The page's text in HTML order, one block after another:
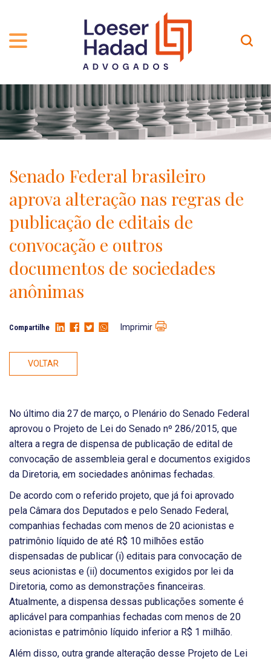
TRAJETÓRIA
INCLUSÃO E DIVERSIDADE
PRÊMIOS
NOSSA EQUIPE
ÁREAS DE ATUAÇÃO
PROFISSIONAIS
CARREIRA
Contato
Localização
EN-US
Senado Federal brasileiro
aprova alteração nas regras de
publicação de editais de
convocação e outros
documentos de sociedades
anônimas
Compartilhe Imprimir
VOLTAR
No último dia 27 de março, o Plenário do Senado Federal
aprovou o Projeto de Lei do Senado nº 286/2015, que
altera a regra de dispensa de publicação de edital de
convocação de assembleia geral e documentos exigidos
da Diretoria, em sociedades anônimas fechadas.
De acordo com o referido projeto, que já foi aprovado
pela Câmara dos Deputados e pelo Senado Federal,
companhias fechadas com menos de 20 acionistas e
patrimônio líquido de até R$ 10 milhões estão
dispensadas de publicar (i) editais para convocação de
seus acionistas e (ii) documentos exigidos por lei da
Diretoria, como as demonstrações financeiras.
Atualmente, a dispensa dessas publicações somente é
aplicável para companhias fechadas com menos de 20
acionistas e patrimônio líquido inferior a R$ 1 milhão.
Além disso, outra grande alteração desse Projeto de Lei